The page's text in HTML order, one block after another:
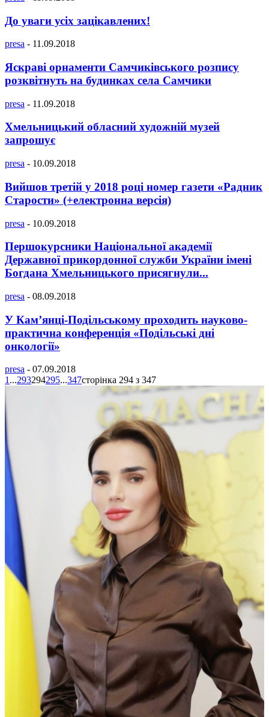
До уваги усіх зацікавлених!
presa - 11.09.2018
Яскраві орнаменти Самчиківського розпису
розквітнуть на будинках села Самчики
presa - 11.09.2018
Хмельницький обласний художній музей
запрошує
presa - 10.09.2018
Вийшов третій у 2018 році номер газети «Радник
Старости» (+електронна версія)
presa - 10.09.2018
Першокурсники Національної академії
Державної прикордонної служби України імені
Богдана Хмельницького присягнули...
presa - 08.09.2018
У Кам’янці-Подільському проходить науково-
практична конференція «Подільські дні
онкології»
presa - 07.09.2018
1...293294295...347сторінка 294 з 347